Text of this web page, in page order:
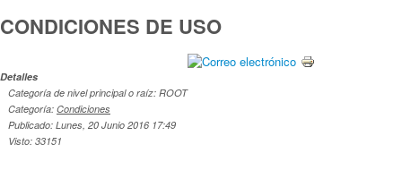
CONDICIONES DE USO
Detalles
Categoría de nivel principal o raíz: ROOT
Categoría: Condiciones
Publicado: Lunes, 20 Junio 2016 17:49
Visto: 33151